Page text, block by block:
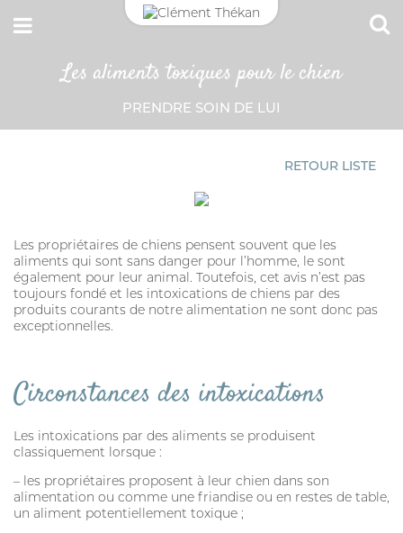
Les aliments toxiques pour le chien
PRENDRE SOIN DE LUI
RETOUR LISTE
Les propriétaires de chiens pensent souvent que les
aliments qui sont sans danger pour l’homme, le sont
également pour leur animal. Toutefois, cet avis n’est pas
toujours fondé et les intoxications de chiens par des
produits courants de notre alimentation ne sont donc pas
exceptionnelles.
Circonstances des intoxications
Les intoxications par des aliments se produisent
classiquement lorsque :
– les propriétaires proposent à leur chien dans son
alimentation ou comme une friandise ou en restes de table,
un aliment potentiellement toxique ;
CONNEXION
Mot passe oublié?
SE CONNECTER